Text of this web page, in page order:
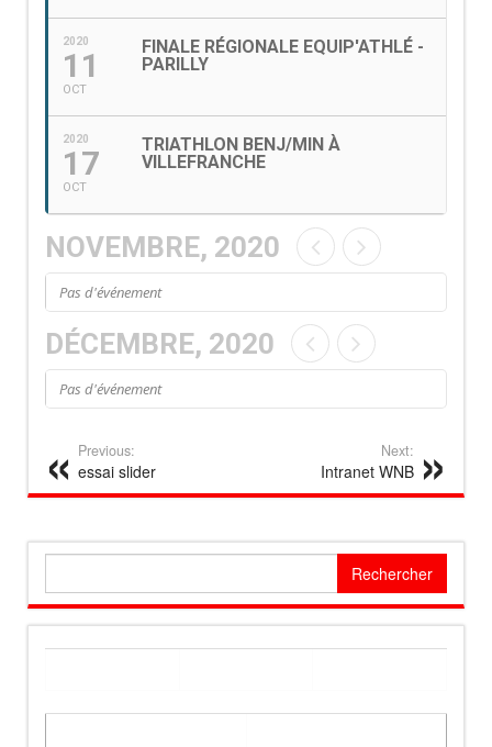
2020
11
OCT
FINALE RÉGIONALE EQUIP'ATHLÉ -
PARILLY
2020
17
OCT
TRIATHLON BENJ/MIN À
VILLEFRANCHE
NOVEMBRE, 2020
Pas d'événement
DÉCEMBRE, 2020
Pas d'événement
Previous:
essai slider
Next:
Intranet WNB